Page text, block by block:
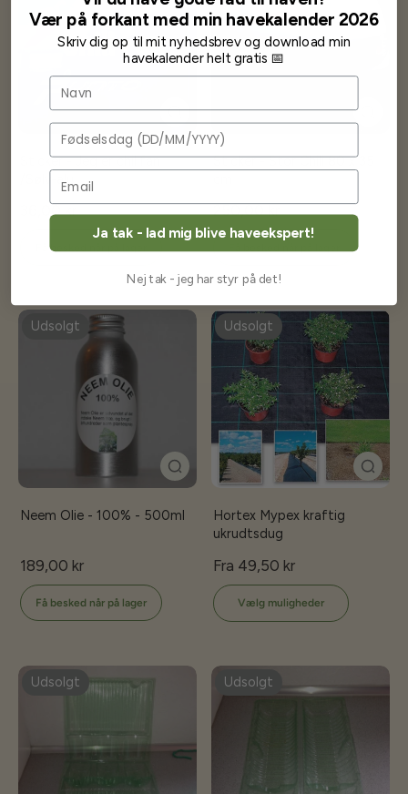
Sticker - Jeg er chilifan
/Sølv-alu
36,00 kr
Få besked når på lager
Sticker - Stor Chili 80 x 35
250,00 kr
Udsolgt
Neem Olie - 100% - 500ml
189,00 kr
Få besked når på lager
Udsolgt
Hortex Mypex kraftig
ukrudtsdug
Fra 49,50 kr
Vælg muligheder
Udsolgt Udsolgt
Vær på forkant med min havekalender 2026
Skriv dig op til mit nyhedsbrev og download min
havekalender helt gratis 📅
Navn
Fødselsdag
Ja tak - lad mig blive haveekspert!
Nej tak - jeg har styr på det!